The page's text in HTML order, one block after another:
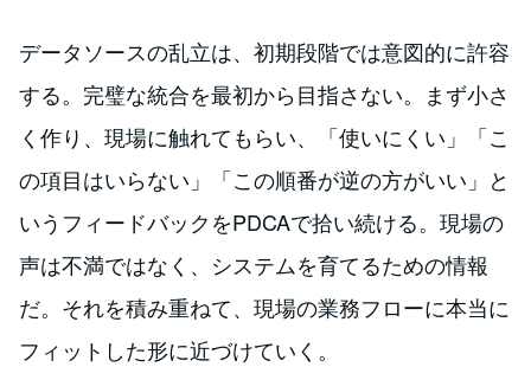
データソースの乱立は、初期段階では意図的に許容
する。完璧な統合を最初から目指さない。まず小さ
く作り、現場に触れてもらい、「使いにくい」「こ
の項目はいらない」「この順番が逆の方がいい」と
いうフィードバックをPDCAで拾い続ける。現場の
声は不満ではなく、システムを育てるための情報
だ。それを積み重ねて、現場の業務フローに本当に
フィットした形に近づけていく。